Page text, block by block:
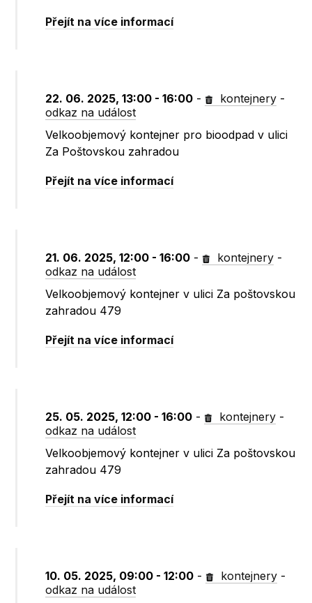
Přejít na více informací
22. 06. 2025, 13:00 - 16:00 - kontejnery -
odkaz na událost
Velkoobjemový kontejner pro bioodpad v ulici
Za Poštovskou zahradou
Přejít na více informací
21. 06. 2025, 12:00 - 16:00 - kontejnery -
odkaz na událost
Velkoobjemový kontejner v ulici Za poštovskou
zahradou 479
Přejít na více informací
25. 05. 2025, 12:00 - 16:00 - kontejnery -
odkaz na událost
Velkoobjemový kontejner v ulici Za poštovskou
zahradou 479
Přejít na více informací
10. 05. 2025, 09:00 - 12:00 - kontejnery -
odkaz na událost